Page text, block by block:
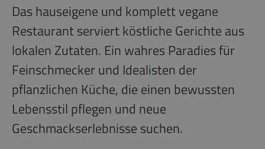
Das hauseigene und komplett vegane
Restaurant serviert köstliche Gerichte aus
lokalen Zutaten. Ein wahres Paradies für
Feinschmecker und Idealisten der
pflanzlichen Küche, die einen bewussten
Lebensstil pflegen und neue
Geschmackserlebnisse suchen.